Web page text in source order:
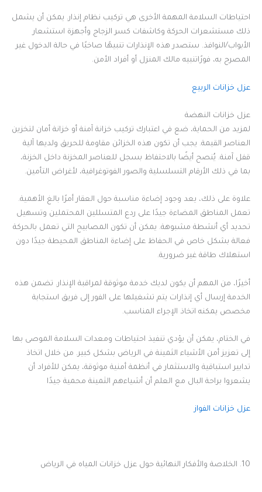
احتياطات السلامة المهمة الأخرى هي تركيب نظام إنذار. يمكن أن يشمل
ذلك مستشعرات الحركة وكاشفات كسر الزجاج وأجهزة استشعار
الأبواب/النوافذ. ستصدر هذه الإنذارات تنبيهًا صاخبًا في حالة الدخول غير
المصرح به، فورًاتنبيه مالك المنزل أو أفراد الأمن.
عزل خزانات الربيع
عزل خزانات النهضة
لمزيد من الحماية، ضع في اعتبارك تركيب خزانة آمنة أو خزانة أمان لتخزين
العناصر القيمة. يجب أن تكون هذه الخزائن مقاومة للحريق ولديها آلية
قفل آمنة. يُنصح أيضًا بالاحتفاظ بسجل للعناصر المخزنة داخل الخزنة،
بما في ذلك الأرقام التسلسلية والصور الفوتوغرافية، لأغراض التأمين.
علاوة على ذلك، يعد وجود إضاءة مناسبة حول العقار أمرًا بالغ الأهمية.
تعمل المناطق المضاءة جيدًا على ردع المتسللين المحتملين وتسهيل
تحديد أي أنشطة مشبوهة. يمكن أن تكون المصابيح التي تعمل بالحركة
فعالة بشكل خاص في الحفاظ على إضاءة المناطق المحيطة جيدًا دون
استهلاك طاقة غير ضرورية.
أخيرًا، من المهم أن يكون لديك خدمة موثوقة لمراقبة الإنذار. تضمن هذه
الخدمة إرسال أي إنذارات يتم تشغيلها على الفور إلى فريق استجابة
مخصص يمكنه اتخاذ الإجراء المناسب.
في الختام، يمكن أن يؤدي تنفيذ احتياطات ومعدات السلامة الموصى بها
إلى تعزيز أمن الأشياء الثمينة في الرياض بشكل كبير. من خلال اتخاذ
تدابير استباقية والاستثمار في أنظمة أمنية موثوقة، يمكن للأفراد أن
يشعروا براحة البال مع العلم أن أشياءهم الثمينة محمية جيدًا
عزل خزانات الفواز
10. الخلاصة والأفكار النهائية حول عزل خزانات المياه في الرياض